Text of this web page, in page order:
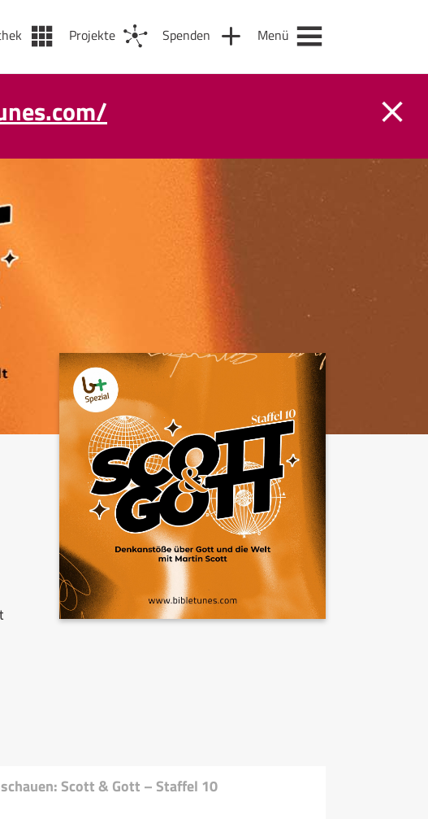
Projekte Spenden Menü
Scott & Gott – Staffel 10